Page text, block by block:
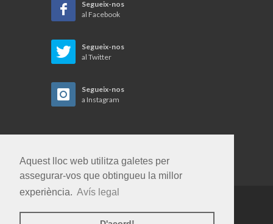
Aquest lloc web utilitza galetes per
assegurar-vos que obtingueu la millor
experiència. Avís legal
Segueix-nos
al Facebook
Segueix-nos
al Twitter
Segueix-nos
a Instagram